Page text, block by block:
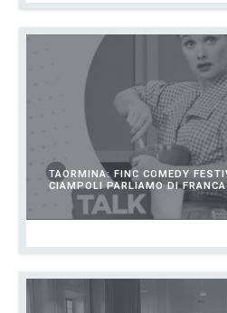
TAORMINA: FINC COMEDY
CIAMPOLI PARLIAMO DI FRANCA